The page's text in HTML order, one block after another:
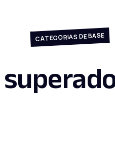
CATEGORIAS DE BASE